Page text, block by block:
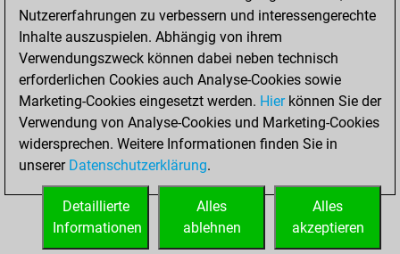
Bauer setzt Matt
0
Erstickte Matts
Unterverwandlungen
Türme auf der siebten
0
STARTSEITE
Nutzererfahrungen zu verbessern und interessengerechte
Inhalte auszuspielen. Abhängig von ihrem
Verwendungszweck können dabei neben technisch
erforderlichen Cookies auch Analyse-Cookies sowie
Marketing-Cookies eingesetzt werden. Hierkönnen Sie der
Verwendung von Analyse-Cookies und Marketing-Cookies
widersprechen. Weitere Informationen finden Sie in
unserer Datenschutzerklärung.
Alles
akzeptieren
Alles
ablehnen
Detaillierte
Informationen